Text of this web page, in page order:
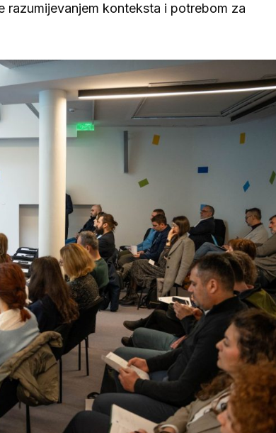
razumijevanjem konteksta i potrebom za